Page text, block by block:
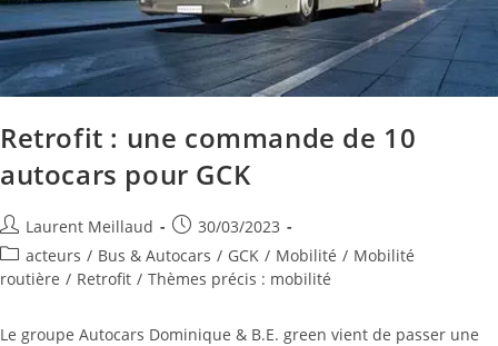
Retrofit : une commande de 10
autocars pour GCK
Laurent Meillaud
30/03/2023
acteurs / Bus & Autocars / GCK / Mobilité / Mobilité
routière / Retrofit / Thèmes précis : mobilité
Le groupe Autocars Dominique & B.E. green vient de passer une